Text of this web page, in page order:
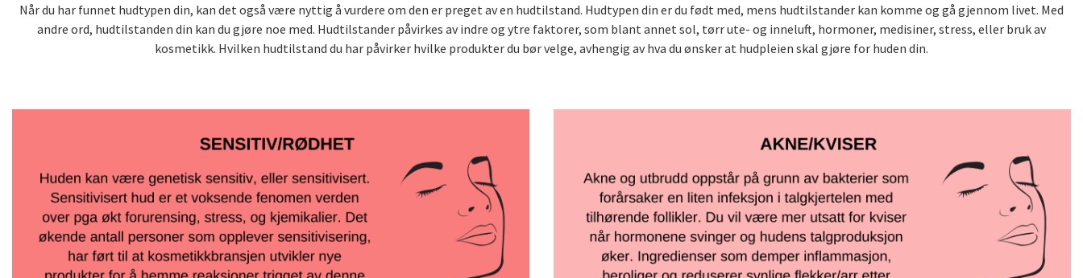
Når du har funnet hudtypen din, kan det også være nyttig å vurdere om den er preget av en hudtilstand. Hudtypen din er du født med, mens hudtilstander kan komme og gå gjennom livet. Med
andre ord, hudtilstanden din kan du gjøre noe med. Hudtilstander påvirkes av indre og ytre faktorer, som blant annet sol, tørr ute- og inneluft, hormoner, medisiner, stress, eller bruk av
kosmetikk. Hvilken hudtilstand du har påvirker hvilke produkter du bør velge, avhengig av hva du ønsker at hudpleien skal gjøre for huden din.